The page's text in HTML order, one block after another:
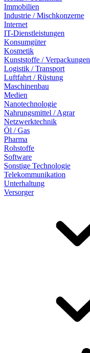
Immobilien
Industrie / Mischkonzerne
Internet
IT-Dienstleistungen
Konsumgüter
Kosmetik
Kunststoffe / Verpackungen
Logistik / Transport
Luftfahrt / Rüstung
Maschinenbau
Medien
Nanotechnologie
Nahrungsmittel / Agrar
Netzwerktechnik
Öl / Gas
Pharma
Rohstoffe
Software
Sonstige Technologie
Telekommunikation
Unterhaltung
Versorger